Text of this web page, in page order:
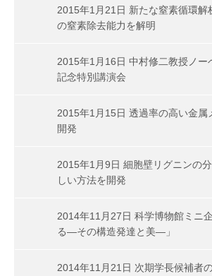
2015年1月21日 新たな窒素循環解
の窒素除去能力を解明
2015年1月16日 中村修二教授ノー
記念特別講演会
2015年1月15日 透過率の高い金属
開発
2015年1月9日 細胞壁リグニンの
しい方法を開発
2014年11月27日 科学博物館ミニ
る―その構造発達と美―」
2014年11月21日 次期学長候補者